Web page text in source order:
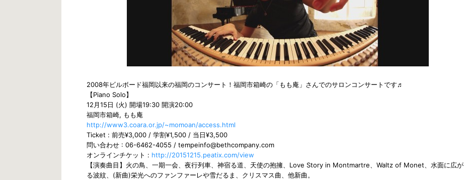
2008年ビルボード福岡以来の福岡のコンサート！福岡市箱崎の「もも庵」さんでのサロンコンサートです♬
【Piano Solo】
12月15日 (火) 開場19:30 開演20:00
福岡市箱崎, もも庵
http://www3.coara.or.jp/~momoan/access.html
Ticket : 前売¥3,000 / 学割¥1,500 / 当日¥3,500
問い合わせ : 06-6462-4055 / tempeinfo@bethcompany.com
オンラインチケット : http://20151215.peatix.com/view
【演奏曲目】火の鳥、一期一会、夜行列車、神宿る道、天使の抱擁、Love Story in Montmartre、Waltz of Monet、水面に広が
る波紋、(新曲)栄光へのファンファーレや雪だるま、クリスマス曲、他新曲。